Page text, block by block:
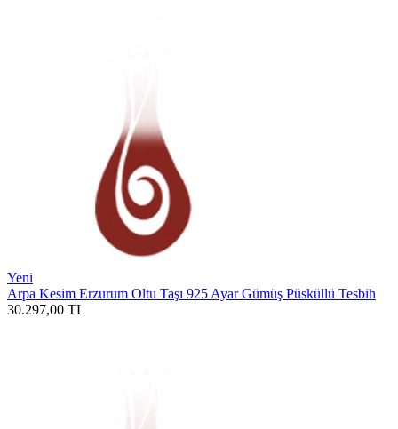
Yeni
Arpa Kesim Erzurum Oltu Taşı 925 Ayar Gümüş Püsküllü Tesbih
30.297,00 TL